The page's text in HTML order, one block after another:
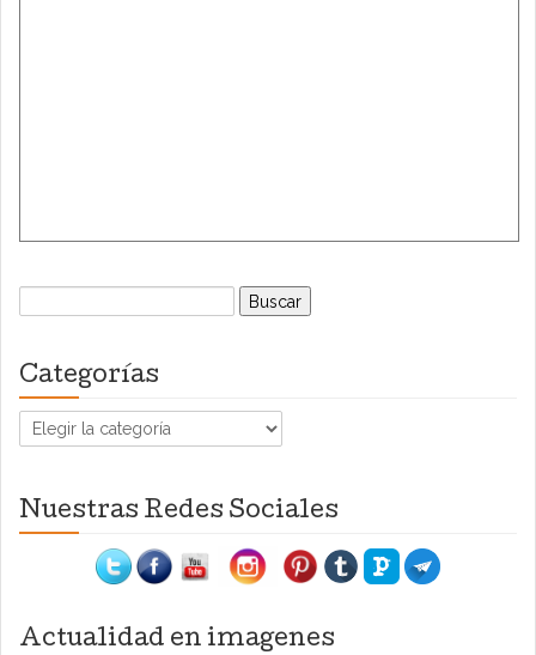
Buscar:
Categorías
Categorías
Nuestras Redes Sociales
Actualidad en imagenes